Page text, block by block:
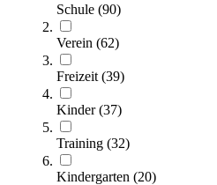
Schule (90)
Verein (62)
Freizeit (39)
Kinder(37)
Training (32)
Kindergarten (20)
Zum Produkt
Sofort lieferbar